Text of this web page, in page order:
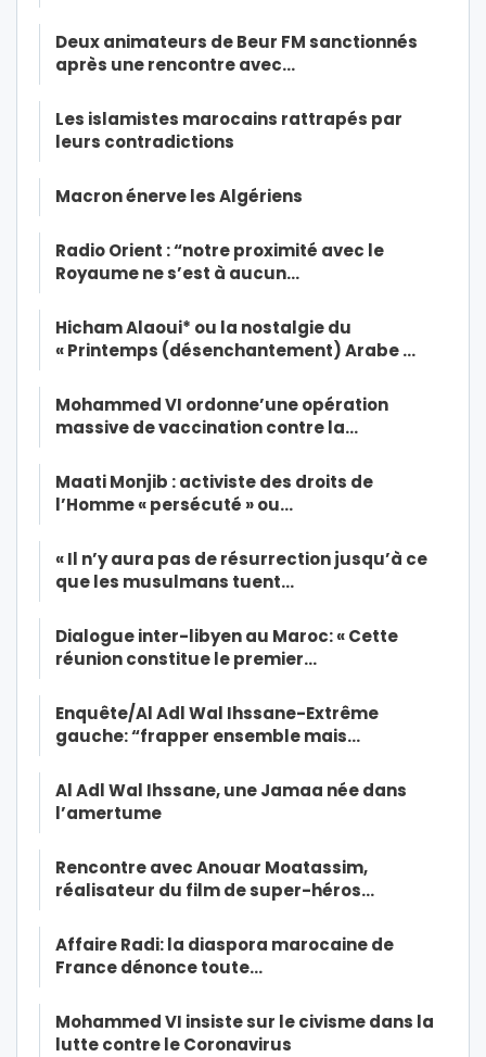
Deux animateurs de Beur FM sanctionnés
après une rencontre avec…
Les islamistes marocains rattrapés par
leurs contradictions
Macron énerve les Algériens
Radio Orient : “notre proximité avec le
Royaume ne s’est à aucun…
Hicham Alaoui* ou la nostalgie du
« Printemps (désenchantement) Arabe …
Mohammed VI ordonne’une opération
massive de vaccination contre la…
Maati Monjib : activiste des droits de
l’Homme « persécuté » ou…
« Il n’y aura pas de résurrection jusqu’à ce
que les musulmans tuent…
Dialogue inter-libyen au Maroc: « Cette
réunion constitue le premier…
Enquête/Al Adl Wal Ihssane-Extrême
gauche: “frapper ensemble mais…
Al Adl Wal Ihssane, une Jamaa née dans
l’amertume
Rencontre avec Anouar Moatassim,
réalisateur du film de super-héros…
Affaire Radi: la diaspora marocaine de
France dénonce toute…
Mohammed VI insiste sur le civisme dans la
lutte contre le Coronavirus